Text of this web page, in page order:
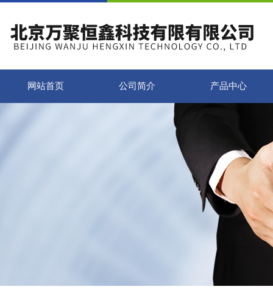
网站首页 公司简介 产品中心